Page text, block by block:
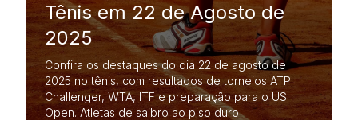
Tênis em 22 de Agosto de
2025
Confira os destaques do dia 22 de agosto de
2025 no tênis, com resultados de torneios ATP
Challenger, WTA, ITF e preparação para o US
Open. Atletas de saibro ao piso duro